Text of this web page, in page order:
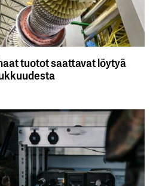
tuotot saattavat löytyä